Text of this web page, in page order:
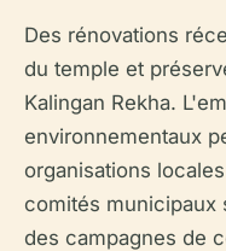
Des rénovations
du temple et
Kalingan Rekha.
environnementaux
organisations
comités municipaux
des campagnes de